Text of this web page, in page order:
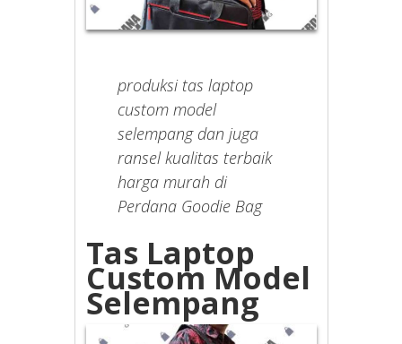
produksi tas laptop
custom model
selempang dan juga
ransel kualitas terbaik
harga murah di
Perdana Goodie Bag
Tas Laptop
Custom Model
Selempang